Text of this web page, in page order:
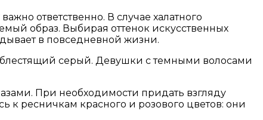
ответственно. В случае халатного
образ. Выбирая оттенок искусственных
в повседневной жизни.
блестящий серый. Девушки с темными волосами
При необходимости придать взгляду
к ресничкам красного и розового цветов: они